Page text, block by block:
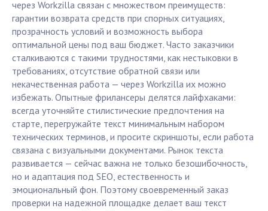
через Workzilla связан с множеством преимуществ:
гарантии возврата средств при спорных ситуациях,
прозрачность условий и возможность выбора
оптимальной цены под ваш бюджет. Часто заказчики
сталкиваются с такими трудностями, как нестыковки в
требованиях, отсутствие обратной связи или
некачественная работа — через Workzilla их можно
избежать. Опытные фрилансеры делятся лайфхаками:
всегда уточняйте стилистические предпочтения на
старте, перегружайте текст минимальным набором
технических терминов, и просите скриншоты, если работа
связана с визуальными документами. Рынок текста
развивается — сейчас важна не только безошибочность,
но и адаптация под SEO, естественность и
эмоциональный фон. Поэтому своевременный заказ
проверки на надежной площадке делает ваш текст